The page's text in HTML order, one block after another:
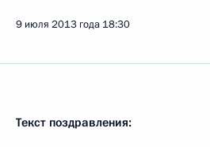
9 июля 2013 года 18:30
Текст поздравления: